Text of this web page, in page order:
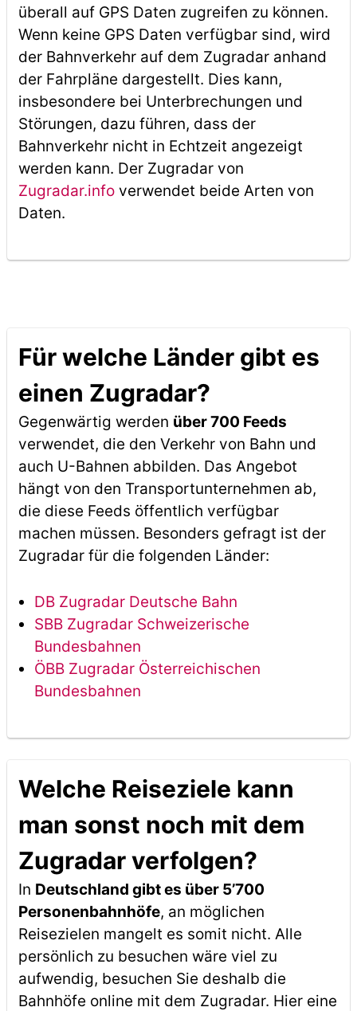
überall auf GPS Daten zugreifen zu können.
Wenn keine GPS Daten verfügbar sind, wird
der Bahnverkehr auf dem Zugradar anhand
der Fahrpläne dargestellt. Dies kann,
insbesondere bei Unterbrechungen und
Störungen, dazu führen, dass der
Bahnverkehr nicht in Echtzeit angezeigt
werden kann. Der Zugradar von
Zugradar.infoverwendet beide Arten von
Daten.
Für welche Länder gibt es
einen Zugradar?
Gegenwärtig werden über 700 Feeds
verwendet, die den Verkehr von Bahn und
auch U-Bahnen abbilden. Das Angebot
hängt von den Transportunternehmen ab,
die diese Feeds öffentlich verfügbar
machen müssen. Besonders gefragt ist der
Zugradar für die folgenden Länder:
DB Zugradar Deutsche Bahn
SBB Zugradar Schweizerische
Bundesbahnen
ÖBB Zugradar Österreichischen
Bundesbahnen
Welche Reiseziele kann
man sonst noch mit dem
Zugradar verfolgen?
In Deutschland gibt es über 5’700
Personenbahnhöfe, an möglichen
Reisezielen mangelt es somit nicht. Alle
persönlich zu besuchen wäre viel zu
aufwendig, besuchen Sie deshalb die
Bahnhöfe online mit dem Zugradar. Hier eine